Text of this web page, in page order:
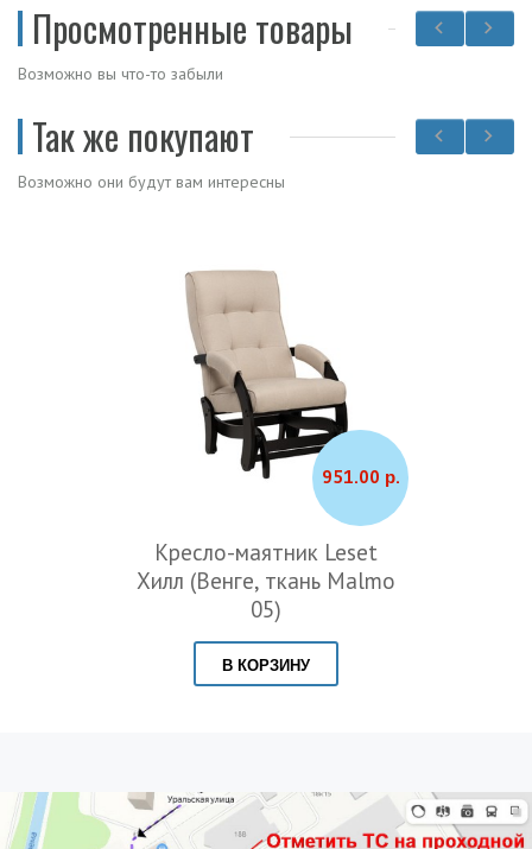
Просмотренные товары
Возможно вы что-то забыли
Так же покупают
Возможно они будут вам интересны
ткань Malmo